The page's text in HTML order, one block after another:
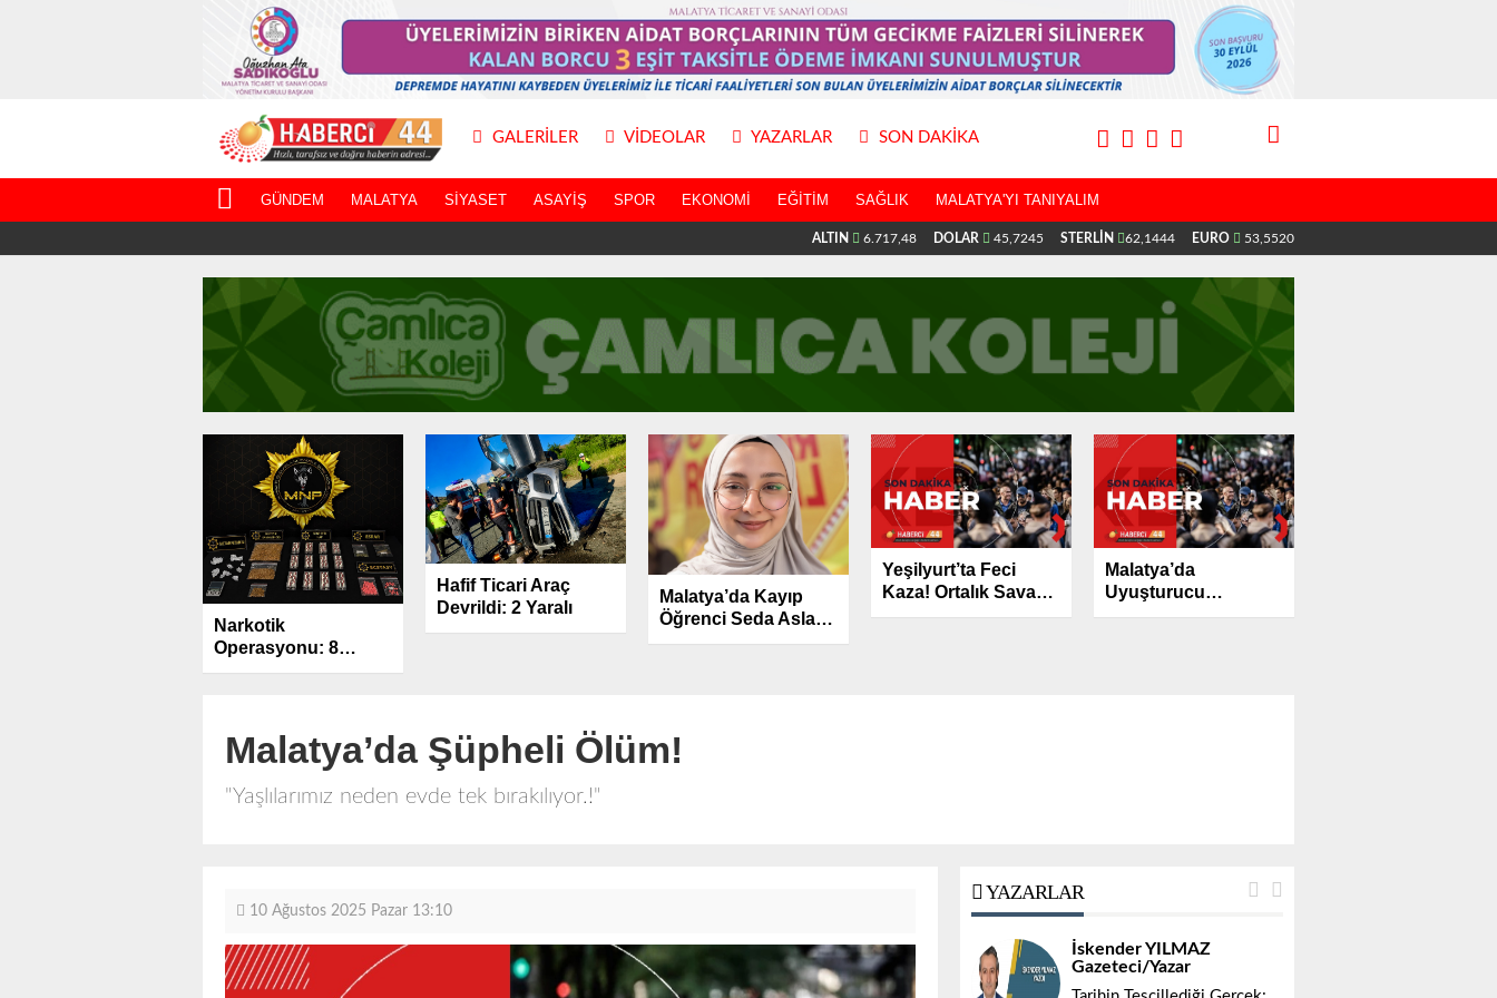
GALERILER VIDEOLAR YAZARLAR SON DAKIKA
GÜNDEM MALATYA SIYASET ASAYIŞ SPOR EKONOMI EĞITIM SAĞLIK MALATYA'YI TANIYALIM
ALTIN 6.717,48 DOLAR 45,7245 STERLİN 62,1444 EURO 53,5520
Narkotik
Operasyonu: 8
Şüpheli Gözaltına
Hafif Ticari Araç
Devrildi: 2 Yaralı
Malatya’da Kayıp
Öğrenci Seda Aslan
Sağ Olarak Bulundu
Yeşilyurt’ta Feci
Kaza! Ortalık Savaş
Alanına Döndü
Malatya’da
Uyuşturucu
Operasyonu: 7
Malatya’da Şüpheli Ölüm!
"Yaşlılarımız neden evde tek bırakılıyor.!"
10 Ağustos 2025 Pazar 13:10
YAZARLAR
İskender YILMAZ
Gazeteci/Yazar